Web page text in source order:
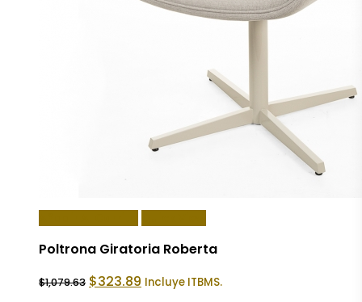
Poltrona Giratoria Roberta
$1,079.63 El
precio
$323.89 El
precio
Incluye ITBMS.